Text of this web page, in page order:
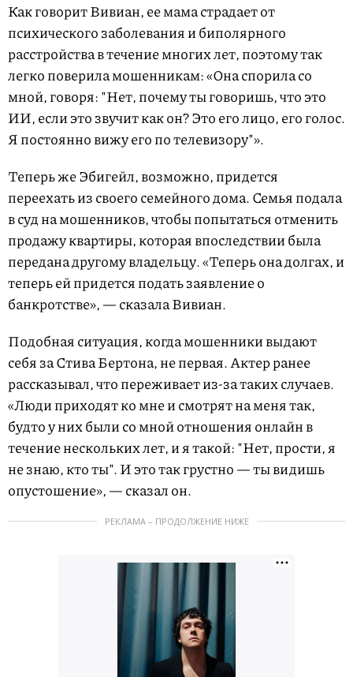
Как говорит Вивиан, ее мама страдает от
психического заболевания и биполярного
расстройства в течение многих лет, поэтому так
легко поверила мошенникам: «Она спорила со
мной, говоря: "Нет, почему ты говоришь, что это
ИИ, если это звучит как он? Это его лицо, его голос.
Я постоянно вижу его по телевизору"».
Теперь же Эбигейл, возможно, придется
переехать из своего семейного дома. Семья подала
в суд на мошенников, чтобы попытаться отменить
продажу квартиры, которая впоследствии была
передана другому владельцу. «Теперь она долгах, и
теперь ей придется подать заявление о
банкротстве», — сказала Вивиан.
Подобная ситуация, когда мошенники выдают
себя за Стива Бертона, не первая. Актер ранее
рассказывал, что переживает из-за таких случаев.
«Люди приходят ко мне и смотрят на меня так,
будто у них были со мной отношения онлайн в
течение нескольких лет, и я такой: "Нет, прости, я
не знаю, кто ты". И это так грустно — ты видишь
опустошение», — сказал он.
РЕКЛАМА – ПРОДОЛЖЕНИЕ НИЖЕ